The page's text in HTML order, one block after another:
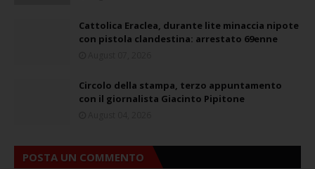
Cattolica Eraclea, durante lite minaccia nipote
con pistola clandestina: arrestato 69enne
Circolo della stampa, terzo appuntamento
con il giornalista Giacinto Pipitone
POSTA UN COMMENTO